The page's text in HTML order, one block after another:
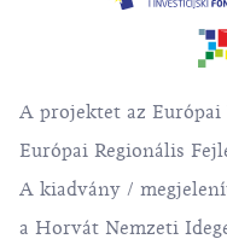
A projektet az
Európai Regionális
A kiadvány /
a Horvát Nemzeti